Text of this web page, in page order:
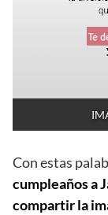
Con estas
cumpleaños a
compartir la